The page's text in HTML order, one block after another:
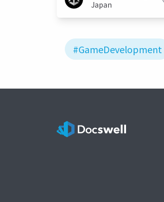
Japan
#GameDevelopment